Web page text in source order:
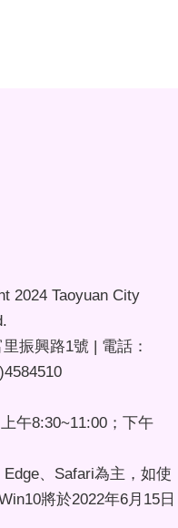
2024 Taoyuan City
振興路1號 | 電話：
午8:30~11:00；下午
、Safari為主，如使
將於2022年6月15日